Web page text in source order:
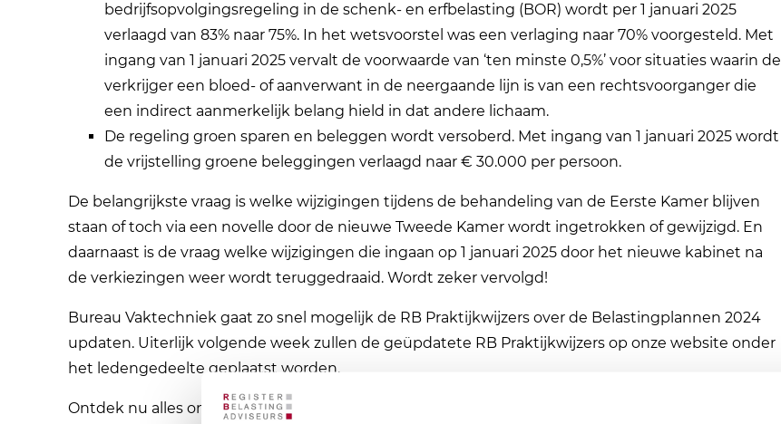
bedrijfsopvolgingsregeling in de schenk- en erfbelasting (BOR) wordt per 1 januari 2025
verlaagd van 83% naar 75%. In het wetsvoorstel was een verlaging naar 70% voorgesteld. Met
ingang van 1 januari 2025 vervalt de voorwaarde van ‘ten minste 0,5%’ voor situaties waarin de
verkrijger een bloed- of aanverwant in de neergaande lijn is van een rechtsvoorganger die
een indirect aanmerkelijk belang hield in dat andere lichaam.
De regeling groen sparen en beleggen wordt versoberd. Met ingang van 1 januari 2025 wordt
de vrijstelling groene beleggingen verlaagd naar € 30.000 per persoon.
De belangrijkste vraag is welke wijzigingen tijdens de behandeling van de Eerste Kamer blijven
staan of toch via een novelle door de nieuwe Tweede Kamer wordt ingetrokken of gewijzigd. En
daarnaast is de vraag welke wijzigingen die ingaan op 1 januari 2025 door het nieuwe kabinet na
de verkiezingen weer wordt teruggedraaid. Wordt zeker vervolgd!
Bureau Vaktechniek gaat zo snel mogelijk de RB Praktijkwijzers over de Belastingplannen 2024
updaten. Uiterlijk volgende week zullen de geüpdatete RB Praktijkwijzers op onze website onder
het ledengedeelte geplaatst worden.
Ontdek nu alles om je klanten voor te bereiden voor het jaar 2024 in ons interessante